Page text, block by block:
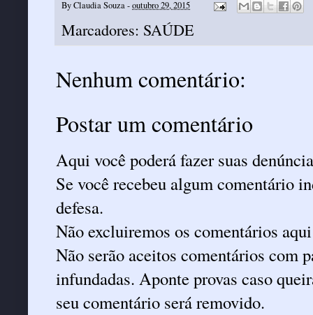
ByClaudia Souza-outubro 29, 2015
Marcadores: SAÚDE
Nenhum comentário:
Postar um comentário
Aqui você poderá fazer suas
Se você recebeu algum comentário
defesa.
Não excluiremos os comentários
Não serão aceitos comentários com
infundadas. Aponte provas caso
seu comentário será removido.